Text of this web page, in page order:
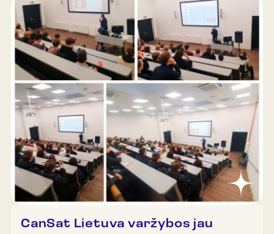
13.00, 14.00 ir 15.00 val. Penktadienis (gruodžio
5 d.): 10.00, 11.00, 12.00, 13.00, 14.00 ir 15.00 val.
Šeštadienis (gruodžio 6 d.): 11.00, 13.00, 14.00,
15.00 ir 16.00 val. Sekmadienis (gruodžio 7 d. ):
muziejus nedirbs. Organizuotos grupės (20 ir
daugiau asmenų) gali registruotis ir kitu laiku.
Dėmesio! Ekskursijoje gali dalyvauti ribotas
dalyvių skaičius, todėl rekomenduojame
registruotis. Daugiau informacijos ir registracija
telefonu +37061520688.
CanSat Lietuva varžybos jau